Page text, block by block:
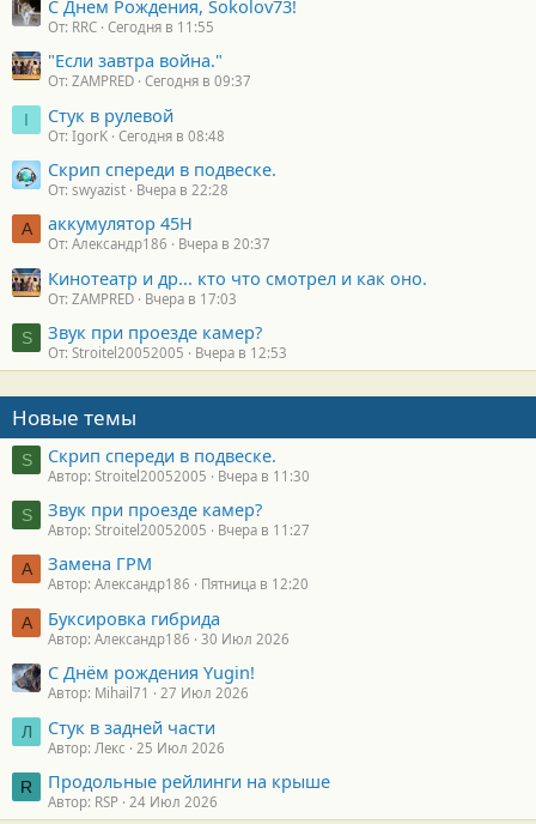
С Днем Рождения, Sokolov73!
От: RRC Сегодня в 11:55
"Если завтра война."
От: ZAMPRED Сегодня в 09:37
I Стук в рулевой
От: IgorK Сегодня в 08:48
Скрип спереди в подвеске.
От: swyazist Вчера в 22:28
А аккумулятор 45H
От: Александр186 Вчера в 20:37
Кинотеатр и др... кто что смотрел и как оно.
От: ZAMPRED Вчера в 17:03
S Звук при проезде камер?
От: Stroitel20052005 Вчера в 12:53
Новые темы
S Скрип спереди в подвеске.
Автор: Stroitel20052005 Вчера в 11:30
S Звук при проезде камер?
Автор: Stroitel20052005 Вчера в 11:27
А Замена ГРМ
Автор: Александр186 Пятница в 12:20
А Буксировка гибрида
Автор: Александр186 30 Июл 2026
С Днём рождения Yugin!
Автор: Mihail71 27 Июл 2026
Л Стук в задней части
Автор: Лекс 25 Июл 2026
R Продольные рейлинги на крыше
Автор: RSP 24 Июл 2026